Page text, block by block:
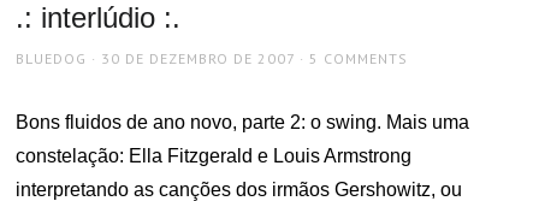
.: interlúdio :.
AUTHOR
BLUEDOG
POSTED
30 DE DEZEMBRO DE 2007 5 COMMENTS
Bons fluidos de ano novo, parte 2: o swing. Mais uma
constelação: Ella Fitzgerald e Louis Armstrong
interpretando as canções dos irmãos Gershowitz, ou